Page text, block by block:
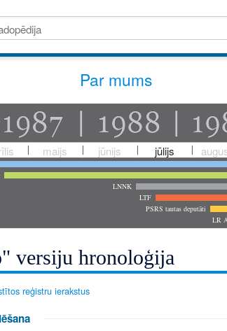
Par mums
maijs jūnijs jūlijs
LNNK
LTF
PSRS tautas deputāti
LR
versiju hronoloģija
reģistru ierakstus